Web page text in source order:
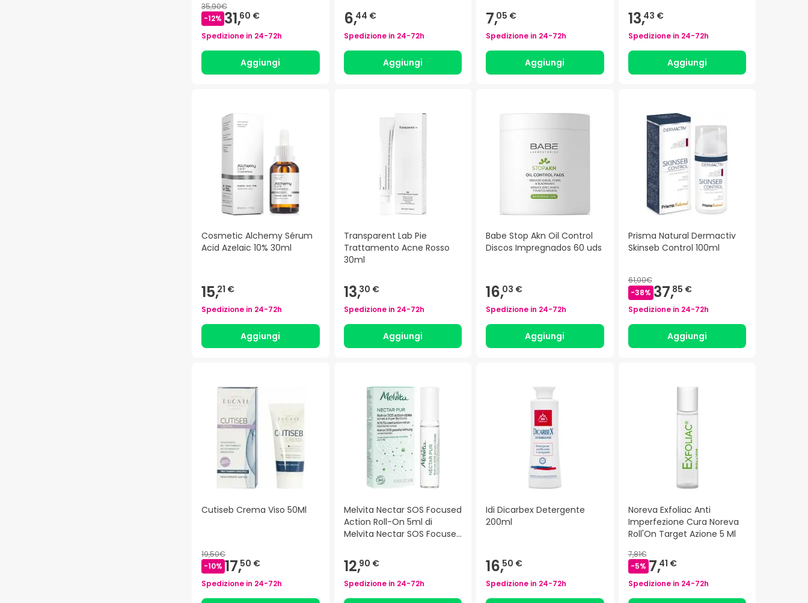
35,90€
-12% 31,60 €
Spedizione in 24-72h
Aggiungi
6,44 €
Spedizione in 24-72h
Aggiungi
7,05 €
Spedizione in 24-72h
Aggiungi
13,43 €
Spedizione in 24-72h
Aggiungi
Cosmetic Alchemy Sérum
Acid Azelaic 10% 30ml
15,21 €
Spedizione in 24-72h
Aggiungi
Transparent Lab Pie
Trattamento Acne Rosso
30ml
13,30 €
Spedizione in 24-72h
Aggiungi
Babe Stop Akn Oil Control
Discos Impregnados 60 uds
16,03 €
Spedizione in 24-72h
Aggiungi
Prisma Natural Dermactiv
Skinseb Control 100ml
61,00€
-38% 37,85 €
Spedizione in 24-72h
Aggiungi
Cutiseb Crema Viso 50Ml
19,50€
-10% 17,50 €
Spedizione in 24-72h
Melvita Nectar SOS Focused
Action Roll-On 5ml di
Melvita Nectar SOS Focused
12,90 €
Spedizione in 24-72h
Idi Dicarbex Detergente
200ml
16,50 €
Spedizione in 24-72h
Noreva Exfoliac Anti
Imperfezione Cura Noreva
Roll'On Target Azione 5 Ml
7,81€
-5% 7,41 €
Spedizione in 24-72h